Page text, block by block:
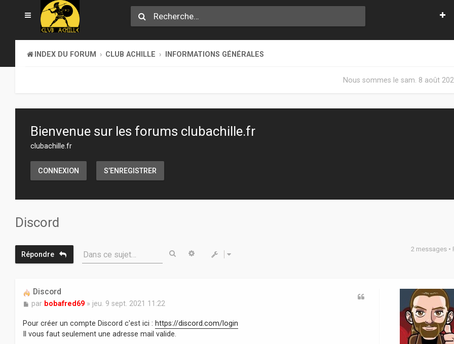
INDEX DU FORUM CLUB ACHILLE INFORMATIONS GÉNÉRALES
Nous sommes le sam. 8 août
Bienvenue sur les forums clubachille.fr
clubachille.fr
CONNEXION S’ENREGISTRER
Discord
Répondre Dans ce sujet… RechercherRecherche avancée 2 messages •
Discord
M
s
s
a
par bobafred69» jeu. 9 sept. 2021 11:22
Pour créer un compte Discord c'est ici : https://discord.com/login
Il vous faut seulement une adresse mail valide.